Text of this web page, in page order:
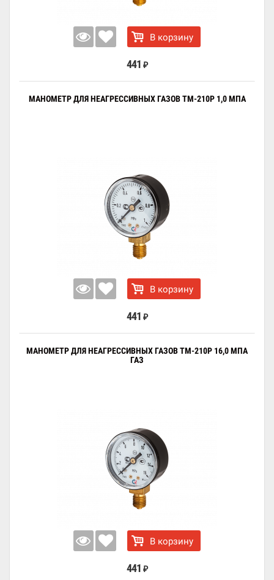
В корзину
441 ₽
МАНОМЕТР ДЛЯ НЕАГРЕССИВНЫХ ГАЗОВ ТМ-210Р 1,0 МПА
В корзину
441 ₽
МАНОМЕТР ДЛЯ НЕАГРЕССИВНЫХ ГАЗОВ ТМ-210Р 16,0 МПА
ГАЗ
В корзину
441 ₽